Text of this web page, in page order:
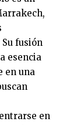
fusión
esencia
en una
en